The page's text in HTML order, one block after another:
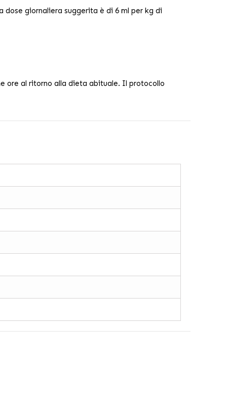
dose giornaliera suggerita è di 6 ml per kg di
ore al ritorno alla dieta abituale. Il protocollo